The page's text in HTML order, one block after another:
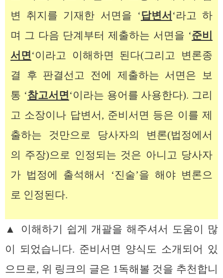
변 취지를 기재한 서면을 ‘답변서 ‘라고 하
며 그 다음 단계부터 제출하는 서면을 ‘준비
서면 ‘이라고 이해하면 된다(그리고 변론종
결 후 판결선고 전에 제출하는 서면은 보
통 ‘참고서면 ‘이라는 용어를 사용한다). 그리
고 소장이나 답변서, 준비서면 등은 이를 제
출하는 것만으로 당사자의 변론(법정에서
의 주장)으로 인정되는 것은 아니고 당사자
가 법정에 출석해서 ‘진술’을 해야 변론으
로 인정된다.
▲ 이해하기 쉽게 개괄을 해주셔서 도움이 많
이 되었습니다. 준비서면 양식도 소개되어 있
으므로, 위 링크의 글은 1독해볼 것을 추천합니